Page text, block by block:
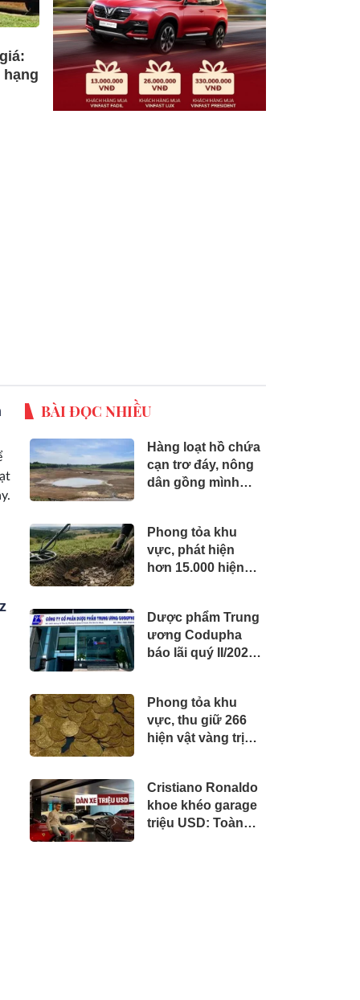
hạng
BÀI ĐỌC NHIỀU
Hàng loạt hồ chứa
cạn trơ đáy, nông
dân gồng mình
Phong tỏa khu
vực, phát hiện
hơn 15.000 hiện
suốt 1.500 năm -
giá trị tương
đương 63 tỷ đồng
Dược phẩm Trung
ương Codupha
báo lãi quý II/2026
Phong tỏa khu
vực, thu giữ 266
hiện vật vàng trị
chồng phát hiện
khi thay sàn nhà
Cristiano Ronaldo
khoe khéo garage
triệu USD: Toàn